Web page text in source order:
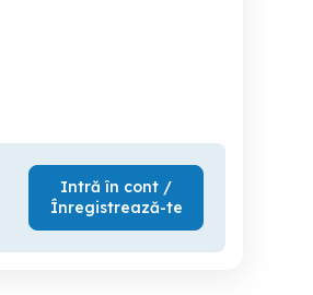
Intră în cont /
Înregistrează-te